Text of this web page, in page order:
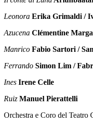
Leonora Erika Grimaldi /
Azucena Clémentine
Manrico Fabio Sartori /
Ferrando Simon Lim /
Ines Irene Celle
Ruiz Manuel Pierattelli
Orchestra e Coro del Teatro